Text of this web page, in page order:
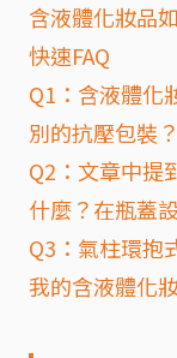
含液體化妝品
快速FAQ
Q1：含液體化
別的抗壓包裝？
Q2：文章中
什麼？在瓶蓋
Q3：氣柱環抱
我的含液體化